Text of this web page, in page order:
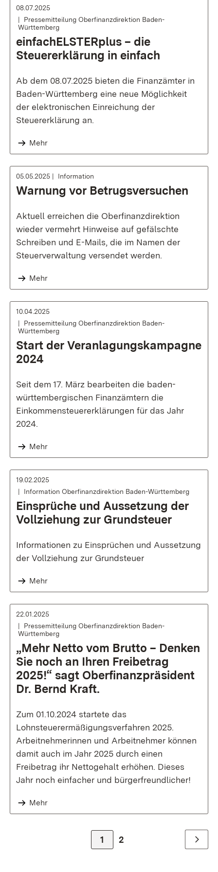
08.07.2025
Pressemitteilung Oberfinanzdirektion Baden-
Württemberg
einfachELSTERplus – die
Steuererklärung in einfach
Ab dem 08.07.2025 bieten die Finanzämter in
Baden-Württemberg eine neue Möglichkeit
der elektronischen Einreichung der
Steuererklärung an.
Mehr
05.05.2025 Information
Warnung vor Betrugsversuchen
Aktuell erreichen die Oberfinanzdirektion
wieder vermehrt Hinweise auf gefälschte
Schreiben und E-Mails, die im Namen der
Steuerverwaltung versendet werden.
Mehr
10.04.2025
Pressemitteilung Oberfinanzdirektion Baden-
Württemberg
Start der Veranlagungskampagne
2024
Seit dem 17. März bearbeiten die baden-
württembergischen Finanzämtern die
Einkommensteuererklärungen für das Jahr
2024.
Mehr
19.02.2025
Information Oberfinanzdirektion Baden-Württemberg
Einsprüche und Aussetzung der
Vollziehung zur Grundsteuer
Informationen zu Einsprüchen und Aussetzung
der Vollziehung zur Grundsteuer
Mehr
22.01.2025
Pressemitteilung Oberfinanzdirektion Baden-
Württemberg
„Mehr Netto vom Brutto – Denken
Sie noch an Ihren Freibetrag
2025!“ sagt Oberfinanzpräsident
Dr. Bernd Kraft.
Zum 01.10.2024 startete das
Lohnsteuerermäßigungsverfahren 2025.
Arbeitnehmerinnen und Arbeitnehmer können
damit auch im Jahr 2025 durch einen
Freibetrag ihr Nettogehalt erhöhen. Dieses
Jahr noch einfacher und bürgerfreundlicher!
Mehr
Zur Seite
1 Zur Seite
2 Weiter